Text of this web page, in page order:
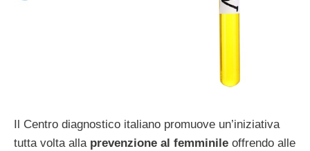
Il Centro diagnostico italiano promuove un’iniziativa
tutta volta alla prevenzione al femminile offrendo alle